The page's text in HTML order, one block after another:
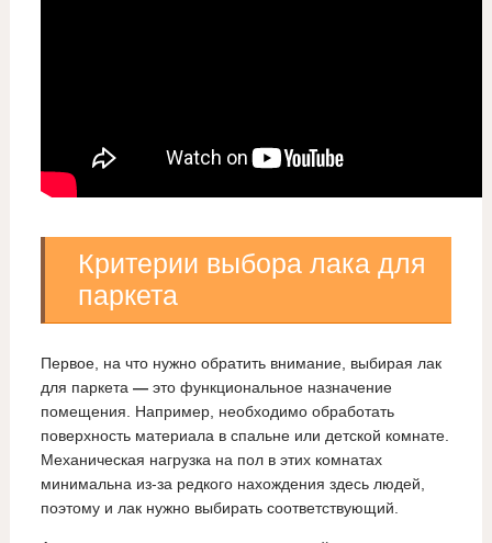
Критерии выбора лака для
паркета
Первое, на что нужно обратить внимание, выбирая лак
для паркета —это функциональное назначение
помещения. Например, необходимо обработать
поверхность материала в спальне или детской комнате.
Механическая нагрузка на пол в этих комнатах
минимальна из-за редкого нахождения здесь людей,
поэтому и лак нужно выбирать соответствующий.